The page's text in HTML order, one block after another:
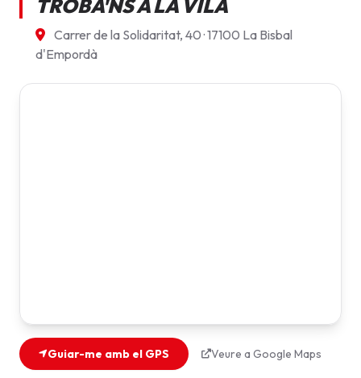
TROBA'NS A LA VILA
Carrer de la Solidaritat, 40 · 17100 La Bisbal
d'Empordà
Guiar-me amb el GPS Veure a Google Maps